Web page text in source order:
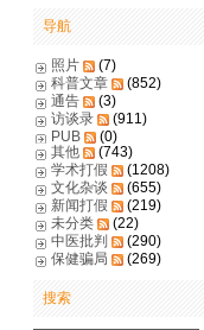
导航
照片
(7)
科普文章
(852)
通告
(3)
访谈录
(911)
PUB
(0)
其他
(743)
学术打假
(1208)
文化杂谈
(655)
新闻打假
(219)
未分类
(22)
中医批判
(290)
保健骗局
(269)
搜索